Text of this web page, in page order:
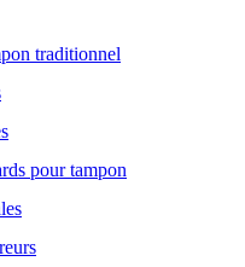
traditionnel
pour tampon